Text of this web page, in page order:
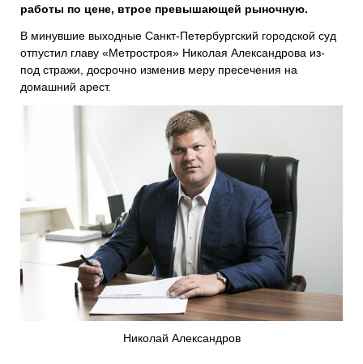
работы по цене, втрое превышающей рыночную.
В минувшие выходные Санкт-Петербургский городской суд
отпустил главу «Метростроя» Николая Александрова из-
под стражи, досрочно изменив меру пресечения на
домашний арест.
Николай Александров